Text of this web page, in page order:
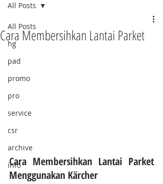
All Posts
hg
pad
promo
pro
service
csr
archive
info
All Posts
Cara Membersihkan Lantai Parket
Cara Membersihkan Lantai Parket
Menggunakan Kärcher